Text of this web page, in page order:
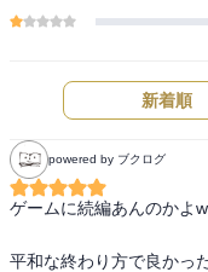
新着順
powered by ブクログ
ゲームに続編あんのかよ
平和な終わり方で良かっ